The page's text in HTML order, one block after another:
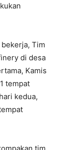
Tim
di desa
Kamis
tempat
kedua,